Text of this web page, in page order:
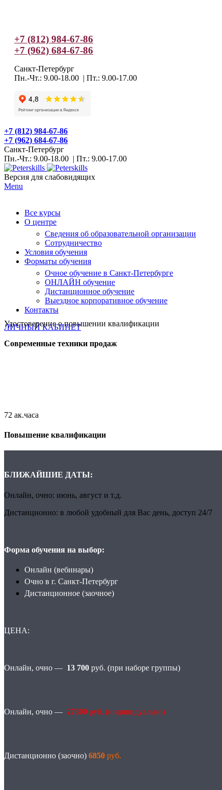
+7 (812) 984-67-86
+7 (962) 684-67-86
Санкт-Петербург
Пн.-Чт.: 9.00-18.00 | Пт.: 9.00-17.00
+7 (812) 984-67-86
+7 (962) 684-67-86
Санкт-Петербург
Пн.-Чт.: 9.00-18.00 | Пт.: 9.00-17.00
Версия для слабовидящих
Menu
Все курсы
О центре
Сведения об образовательной организации
Сотрудничество
Условия обучения
Форматы обучения
Очное обучение в Санкт-Петербурге
ОНЛАЙН обучение
Дистанционное обучение
Выездное корпоративное обучение
Контакты
ЛИЧНЫЙ КАБИНЕТ
Удостоверение о повышении квалификации
Современные техники продаж
72 ак.часа
Повышение квалификации
БЛИЖАЙШИЕ ДАТЫ:
Онлайн, очно: июнь, август и т.д.
Дистанционно: в любой удобный для Вас день, доступ 24/7
Форма обучения на выбор:
Онлайн (вебинары)
Очно в г. Санкт-Петербург
Дистанционное (заочное)
ЦЕНА:
Онлайн, очно — 13 700 руб. (при наборе группы)
Онлайн, очно — 27300 руб. (индивидуально)
Дистанционно (заочно) 6850 руб.